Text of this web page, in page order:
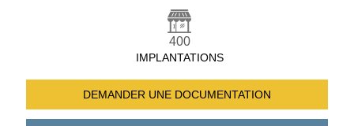
400
IMPLANTATIONS
DEMANDER UNE DOCUMENTATION